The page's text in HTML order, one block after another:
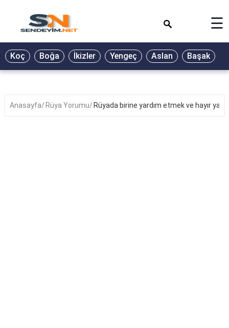
BİYOGRAFİ
GALERİ
☰
Koç Boğa İkizler Yengeç Aslan Başak
Anasayfa Rüya Yorumu Rüyada birine yardım etmek ve hayır